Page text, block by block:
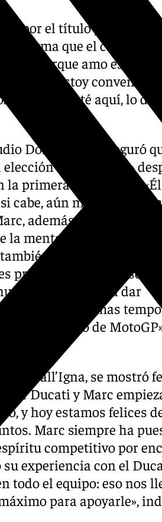
por el título y lo
que el camino que
porque amo este
Estoy convencido
Mientras esté aquí, lo
Domenicali, aseguró
más natural»
la primera temporada.
cabe, aún más
además de ser un
la mentalidad Ducati,
en la armonía
profesionales incluso en
juntos significa dar
las próximas
lo más alto de
Dall’Igna, se mostró
Ducati y Marc
y hoy estamos felices
Marc siempre ha
competitivo por
su experiencia con el
todo el equipo: eso nos
para apoyarle»,